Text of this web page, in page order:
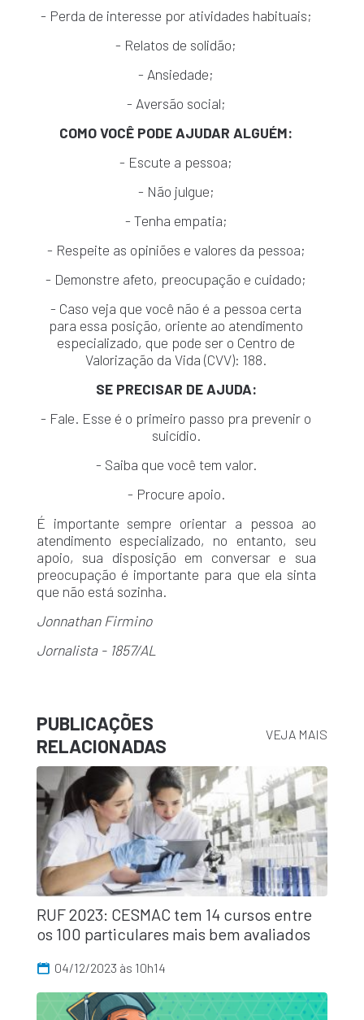
- Perda de interesse por atividades habituais;
- Relatos de solidão;
- Ansiedade;
- Aversão social;
COMO VOCÊ PODE AJUDAR ALGUÉM:
- Escute a pessoa;
- Não julgue;
- Tenha empatia;
- Respeite as opiniões e valores da pessoa;
- Demonstre afeto, preocupação e cuidado;
- Caso veja que você não é a pessoa certa
para essa posição, oriente ao atendimento
especializado, que pode ser o Centro de
Valorização da Vida (CVV): 188.
SE PRECISAR DE AJUDA:
- Fale. Esse é o primeiro passo pra prevenir o
suicídio.
- Saiba que você tem valor.
- Procure apoio.
É importante sempre orientar a pessoa ao
atendimento especializado, no entanto, seu
apoio, sua disposição em conversar e sua
preocupação é importante para que ela sinta
que não está sozinha.
Jonnathan Firmino
Jornalista - 1857/AL
PUBLICAÇÕES
RELACIONADAS
VEJA MAIS
RUF 2023: CESMAC tem 14 cursos entre
os 100 particulares mais bem avaliados
04/12/2023 às 10h14